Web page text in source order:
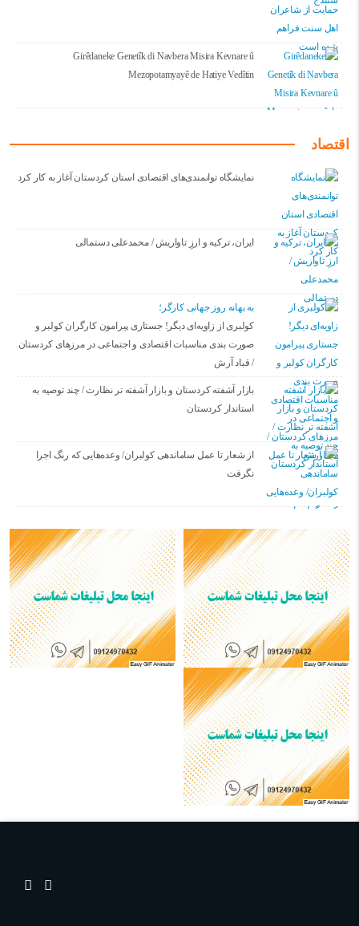
Girêdaneke Genetîk di Navbera Misira Kevnare û
Mezopotamyayê de Hatiye Vedîtin
اقتصاد
نمایشگاه توانمندی‌های اقتصادی استان کردستان آغاز به کار کرد
ایران، ترکیه و ارزِ تاواریش / محمدعلی دستمالی
به بهانه روز جهانی کارگر؛
کولبری از زاویه‌ای دیگر! جستاری پیرامون کارگران کولبر و
صورت بندی مناسبات اقتصادی و اجتماعی در مرزهای کردستان
/ قباد آرش
بازار آشفته کردستان و بازار آشفته­ تر نظارت / چند توصیه به
استاندار کردستان
از شعار تا عمل ساماندهی کولبران/ وعده‌هایی که رنگ اجرا
نگرفت